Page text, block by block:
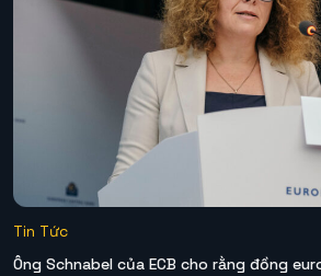
Tin Tức
Ông Schnabel của ECB cho rằng đồng